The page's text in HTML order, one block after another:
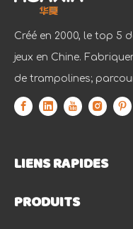
Créé en 2000, le top 5
jeux en Chine.
de trampolines;
LIENS RAPIDES
PRODUITS